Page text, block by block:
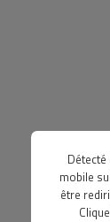
mobile
être